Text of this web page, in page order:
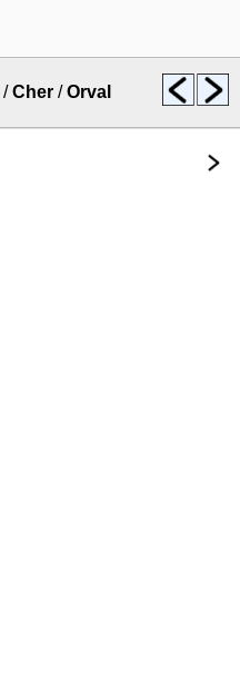
/Cher /Orval